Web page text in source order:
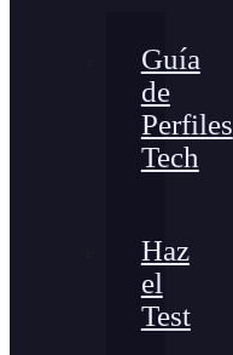
Guía
de
Perfiles
Tech
Haz
el
Test